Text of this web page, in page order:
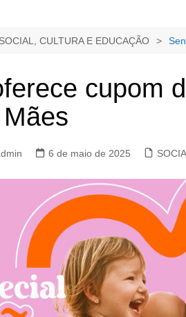
SOCIAL, CULTURA E EDUCAÇÃO
cupom
6 de maio de 2025